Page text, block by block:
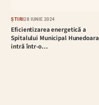
ȘTIRI28 IUNIE 2024
Eficientizarea energetică a
Spitalului Municipal Hunedoara
intră într-o…